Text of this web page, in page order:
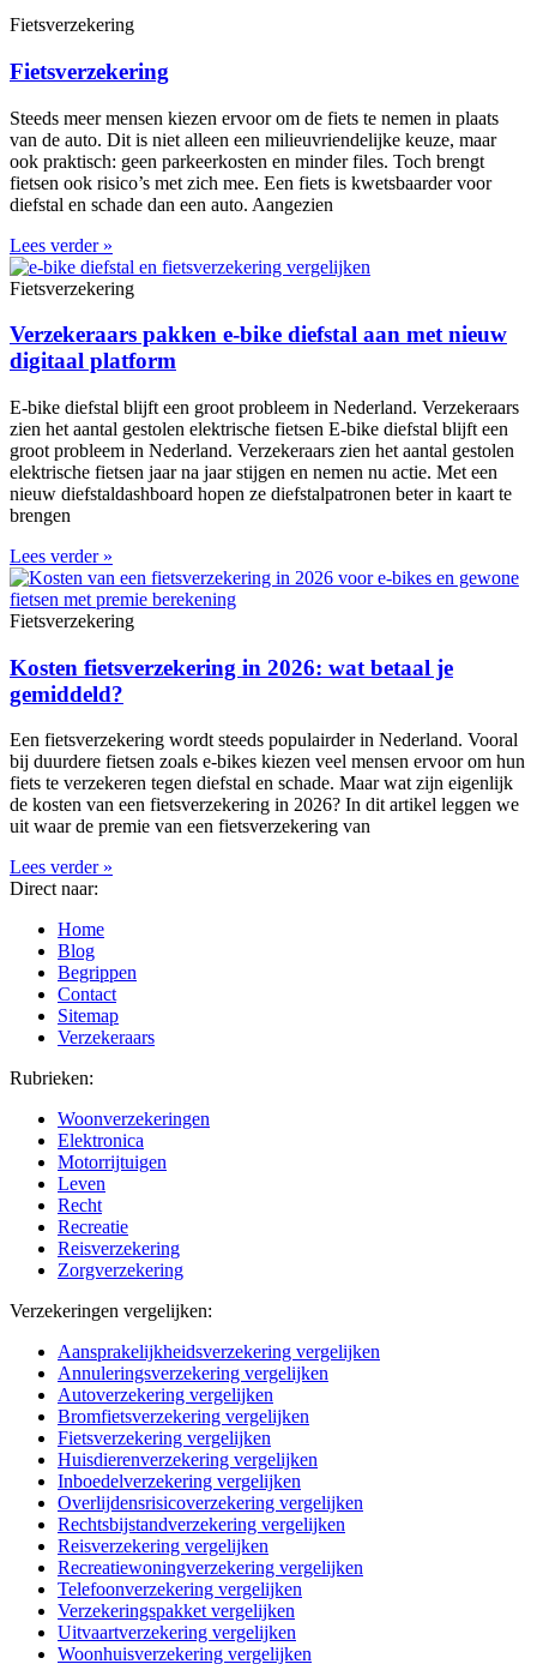
Fietsverzekering
Fietsverzekering
Steeds meer mensen kiezen ervoor om de fiets te nemen in plaats
van de auto. Dit is niet alleen een milieuvriendelijke keuze, maar
ook praktisch: geen parkeerkosten en minder files. Toch brengt
fietsen ook risico’s met zich mee. Een fiets is kwetsbaarder voor
diefstal en schade dan een auto. Aangezien
Lees verder »
Fietsverzekering
Verzekeraars pakken e-bike diefstal aan met nieuw
digitaal platform
E-bike diefstal blijft een groot probleem in Nederland. Verzekeraars
zien het aantal gestolen elektrische fietsen E-bike diefstal blijft een
groot probleem in Nederland. Verzekeraars zien het aantal gestolen
elektrische fietsen jaar na jaar stijgen en nemen nu actie. Met een
nieuw diefstaldashboard hopen ze diefstalpatronen beter in kaart te
brengen
Lees verder »
Fietsverzekering
Kosten fietsverzekering in 2026: wat betaal je
gemiddeld?
Een fietsverzekering wordt steeds populairder in Nederland. Vooral
bij duurdere fietsen zoals e-bikes kiezen veel mensen ervoor om hun
fiets te verzekeren tegen diefstal en schade. Maar wat zijn eigenlijk
de kosten van een fietsverzekering in 2026? In dit artikel leggen we
uit waar de premie van een fietsverzekering van
Lees verder »
Direct naar:
Home
Blog
Begrippen
Contact
Sitemap
Verzekeraars
Rubrieken:
Woonverzekeringen
Elektronica
Motorrijtuigen
Leven
Recht
Recreatie
Reisverzekering
Zorgverzekering
Verzekeringen vergelijken:
Aansprakelijkheidsverzekering vergelijken
Annuleringsverzekering vergelijken
Autoverzekering vergelijken
Bromfietsverzekering vergelijken
Fietsverzekering vergelijken
Huisdierenverzekering vergelijken
Inboedelverzekering vergelijken
Overlijdensrisicoverzekering vergelijken
Rechtsbijstandverzekering vergelijken
Reisverzekering vergelijken
Recreatiewoningverzekering vergelijken
Telefoonverzekering vergelijken
Verzekeringspakket vergelijken
Uitvaartverzekering vergelijken
Woonhuisverzekering vergelijken